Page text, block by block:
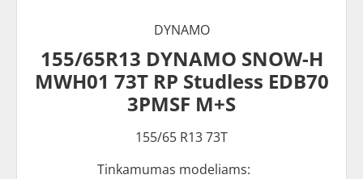
DYNAMO
155/65R13 DYNAMO SNOW-H
MWH01 73T RP Studless EDB70
3PMSF M+S
155/65 R13 73T
Tinkamumas modeliams: